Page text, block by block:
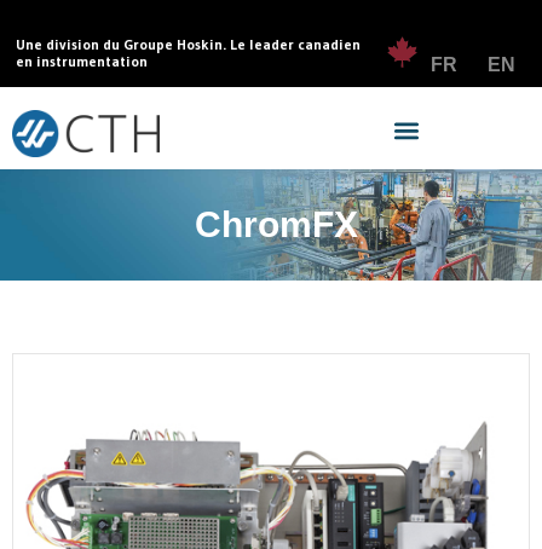
Une division du Groupe Hoskin. Le leader canadien
en instrumentation
FR EN
ChromFX